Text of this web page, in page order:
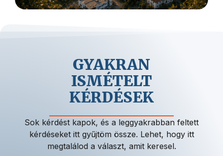
GYAKRAN
ISMÉTELT
KÉRDÉSEK
Sok kérdést kapok, és a leggyakrabban feltett
kérdéseket itt gyűjtöm össze. Lehet, hogy itt
megtalálod a választ, amit keresel.